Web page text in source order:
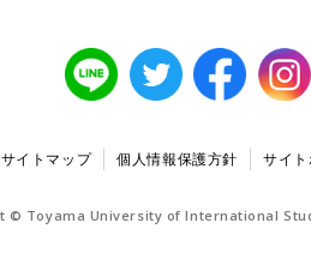
サイトマップ 個人情報保護方針 サイ
© Toyama University of International